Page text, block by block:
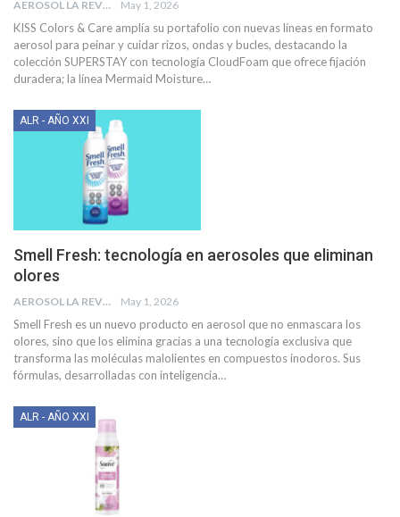
AEROSOL LA REVISTA May 1, 2026
KISS Colors & Care amplía su portafolio con nuevas líneas en formato
aerosol para peinar y cuidar rizos, ondas y bucles, destacando la
colección SUPERSTAY con tecnología CloudFoam que ofrece fijación
duradera; la línea Mermaid Moisture…
ALR - AÑO XXI
Smell Fresh: tecnología en aerosoles que eliminan
olores
AEROSOL LA REVISTA May 1, 2026
Smell Fresh es un nuevo producto en aerosol que no enmascara los
olores, sino que los elimina gracias a una tecnología exclusiva que
transforma las moléculas malolientes en compuestos inodoros. Sus
fórmulas, desarrolladas con inteligencia…
ALR - AÑO XXI